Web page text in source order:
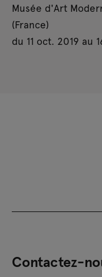
Musée d'Art
(France)
du 11 oct. 2019 au
Contactez-